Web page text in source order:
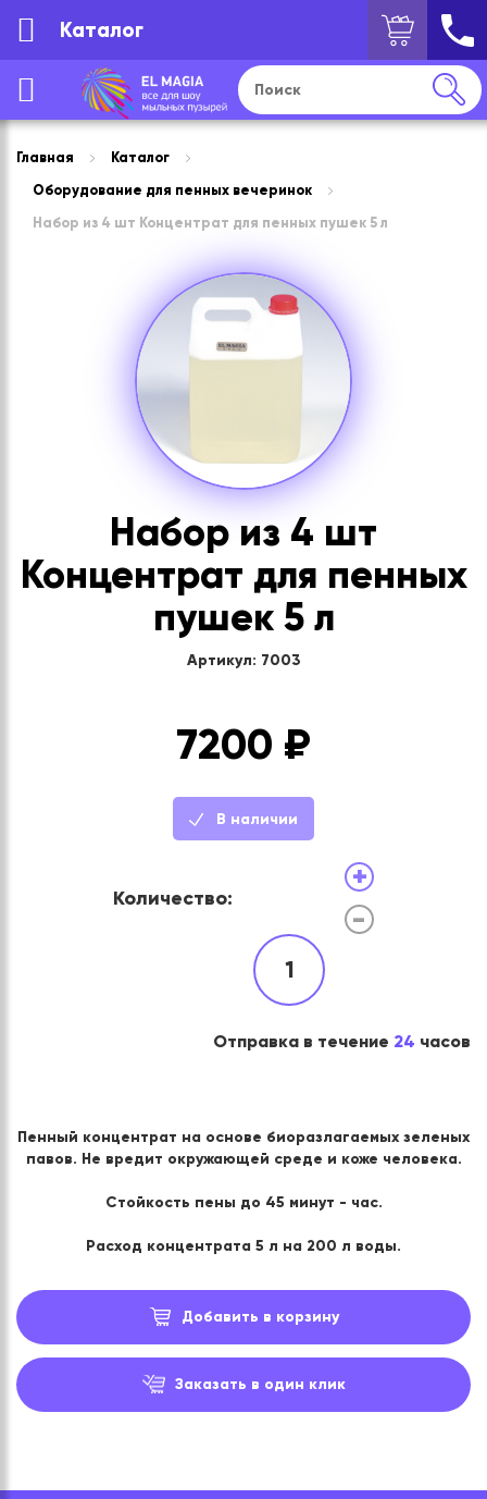
Каталог
Главная
Каталог
Оборудование для пенных вечеринок
Набор из 4 шт Концентрат для пенных пушек 5 л
Набор из 4 шт
Концентрат для пенных
пушек 5 л
Артикул: 7003
7200 ₽
В наличии
Количество:
1
+
-
Отправка в течение 24 часов
Пенный концентрат на основе биоразлагаемых зеленых
павов. Не вредит окружающей среде и коже человека.
Стойкость пены до 45 минут - час.
Расход концентрата 5 л на 200 л воды.
Добавить в корзину
Заказать в один клик